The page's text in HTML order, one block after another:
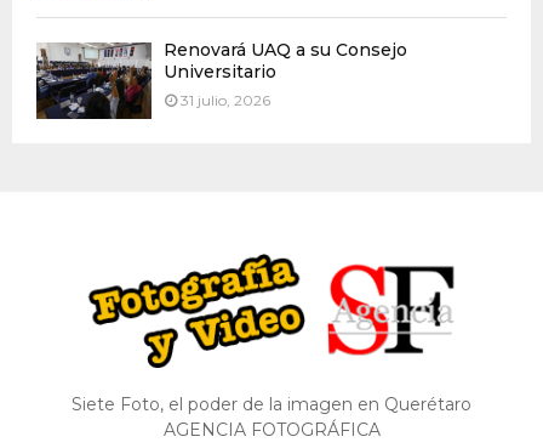
Renovará UAQ a su Consejo
Universitario
31 julio, 2026
Siete Foto, el poder de la imagen en Querétaro
AGENCIA FOTOGRÁFICA